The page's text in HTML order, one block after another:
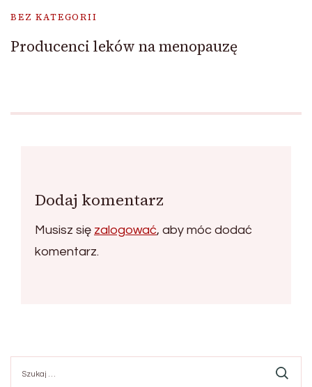
BEZ KATEGORII
Producenci leków na menopauzę
Dodaj komentarz
Musisz się zalogować, aby móc dodać
komentarz.